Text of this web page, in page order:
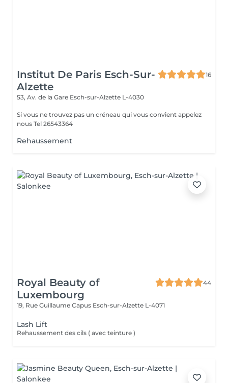
Institut De Paris Esch-Sur-
Alzette
16
53, Av. de la Gare Esch-sur-Alzette L-4030
Si vous ne trouvez pas un créneau qui vous convient appelez
nous Tel 26543364
Rehaussement
Royal Beauty of
Luxembourg
44
19, Rue Guillaume Capus Esch-sur-Alzette L-4071
Lash Lift
Rehaussement des cils ( avec teinture )